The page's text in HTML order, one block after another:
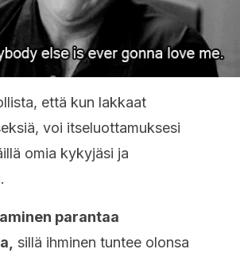
että kun lakkaat
voi itseluottamuksesi
omia kykyjäsi ja
parantaa
sillä ihminen tuntee olonsa